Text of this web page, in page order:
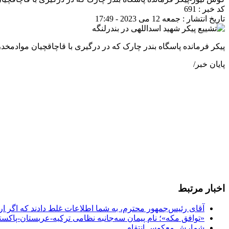
کد خبر : 691
تاریخ انتشار : جمعه 12 می 2023 - 17:49
پیکر فرمانده پاسگاه بندر چارک که در درگیری با قاچاقچیان
پایان خبر/
اخبار مرتبط
آقای رئیس‌جمهور محترم، به شما اطلاعات غلط دادند که
«توافق مکه»؛ نام پیمان سه‌جانبه نظامی ترکیه-عربستان-